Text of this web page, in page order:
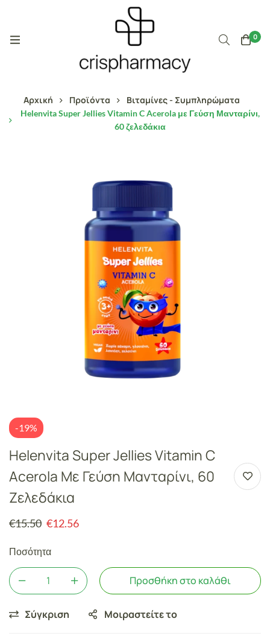
0
Αρχική Προϊόντα Βιταμίνες - Συμπληρώματα
Helenvita Super Jellies Vitamin C Acerola με Γεύση Μανταρίνι,
60 ζελεδάκια
-19%
Helenvita Super Jellies Vitamin C
Acerola Με Γεύση Μανταρίνι, 60
Ζελεδάκια
€15.50 €12.56
Ποσότητα
Προσθήκη στο καλάθι
Σύγκριση Μοιραστείτε το